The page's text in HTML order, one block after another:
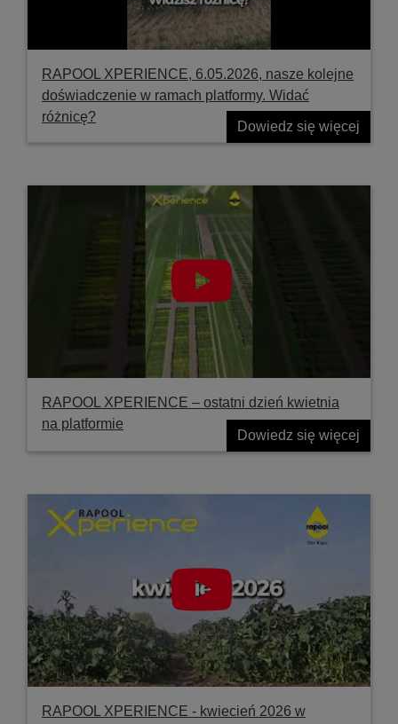
RAPOOL XPERIENCE, 6.05.2026, nasze kolejne
doświadczenie w ramach platformy. Widać
różnicę?
Dowiedz się więcej
RAPOOL XPERIENCE – ostatni dzień kwietnia
na platformie
Dowiedz się więcej
RAPOOL XPERIENCE - kwiecień 2026 w